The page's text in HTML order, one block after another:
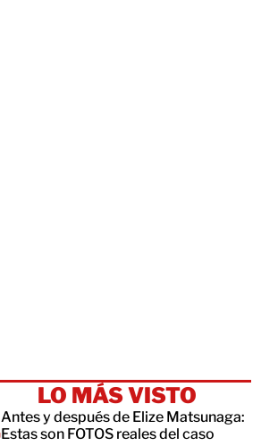
LO MÁS VISTO
Antes y después de Elize Matsunaga:
Estas son FOTOS reales del caso